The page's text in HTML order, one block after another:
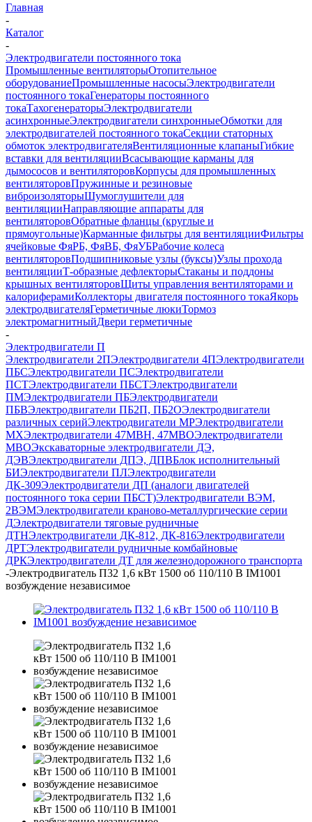
Главная
-
Каталог
-
Электродвигатели постоянного тока
Промышленные вентиляторыОтопительное
оборудованиеПромышленные насосыЭлектродвигатели
постоянного токаГенераторы постоянного
токаТахогенераторыЭлектродвигатели
асинхронныеЭлектродвигатели синхронныеОбмотки для
электродвигателей постоянного токаСекции статорных
обмоток электродвигателяВентиляционные клапаныГибкие
вставки для вентиляцииВсасывающие карманы для
дымососов и вентиляторовКорпусы для промышленных
вентиляторовПружинные и резиновые
виброизоляторыШумоглушители для
вентиляцииНаправляющие аппараты для
вентиляторовОбратные фланцы (круглые и
прямоугольные)Карманные фильтры для вентиляцииФильтры
ячейковые ФяРБ, ФяВБ, ФяУБРабочие колеса
вентиляторовПодшипниковые узлы (буксы)Узлы прохода
вентиляцииТ-образные дефлекторыСтаканы и поддоны
крышных вентиляторовЩиты управления вентиляторами и
калориферамиКоллекторы двигателя постоянного токаЯкорь
электродвигателяГерметичные люкиТормоз
электромагнитныйДвери герметичные
-
Электродвигатели П
Электродвигатели 2ПЭлектродвигатели 4ПЭлектродвигатели
ПБСЭлектродвигатели ПСЭлектродвигатели
ПСТЭлектродвигатели ПБСТЭлектродвигатели
ПМЭлектродвигатели ПБЭлектродвигатели
ПБВЭлектродвигатели ПБ2П, ПБ2ОЭлектродвигатели
различных серийЭлектродвигатели МРЭлектродвигатели
MXЭлектродвигатели 47MBH, 47МВОЭлектродвигатели
MBOЭкскаваторные электродвигатели ДЭ,
ДЭВЭлектродвигатели ДПЭ, ДПВБлок исполнительный
БИЭлектродвигатели ПЛЭлектродвигатели
ДК-309Электродвигатели ДП (аналоги двигателей
постоянного тока серии ПБСТ)Электродвигатели ВЭМ,
2ВЭМЭлектродвигатели краново-металлургические серии
ДЭлектродвигатели тяговые рудничные
ДТНЭлектродвигатели ДК-812, ДК-816Электродвигатели
ДРТЭлектродвигатели рудничные комбайновые
ДРКЭлектродвигатели ДТ для железнодорожного транспорта
-Электродвигатель П32 1,6 кВт 1500 об 110/110 В IM1001
возбуждение независимое